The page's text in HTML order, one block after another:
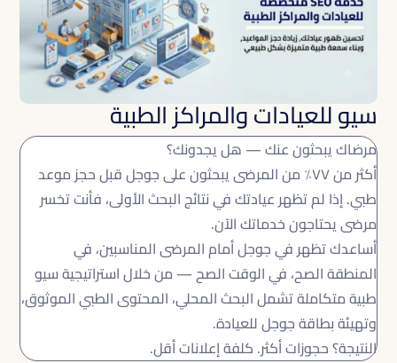
سيو للعيادات والمراكز الطبية
مرضاك يبحثون عنك — هل يجدونك؟
أكثر من ٧٧٪ من المرضى يبحثون على جوجل قبل حجز موعد
طبي. إذا لم تظهر عيادتك في نتائج البحث الأولى، فأنت تخسر
مرضى يحتاجون خدماتك الآن.
أساعدك تظهر في جوجل أمام المرضى المناسبين، في
المنطقة الصح، في الوقت الصح — من خلال استراتيجية سيو
طبية متكاملة تشمل البحث المحلي، المحتوى الطبي الموثوق،
وتهيئة بطاقة جوجل للعيادة.
النتيجة؟ حجوزات أكثر. كلفة إعلانات أقل.